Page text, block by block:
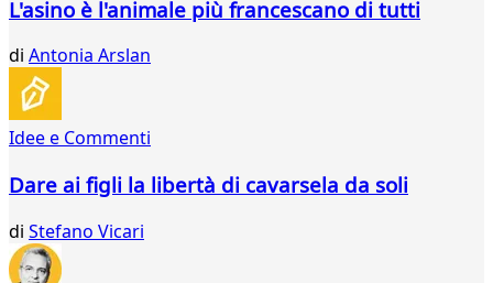
L'asino è l'animale più francescano di tutti
di Antonia Arslan
Idee e Commenti
Dare ai figli la libertà di cavarsela da soli
di Stefano Vicari